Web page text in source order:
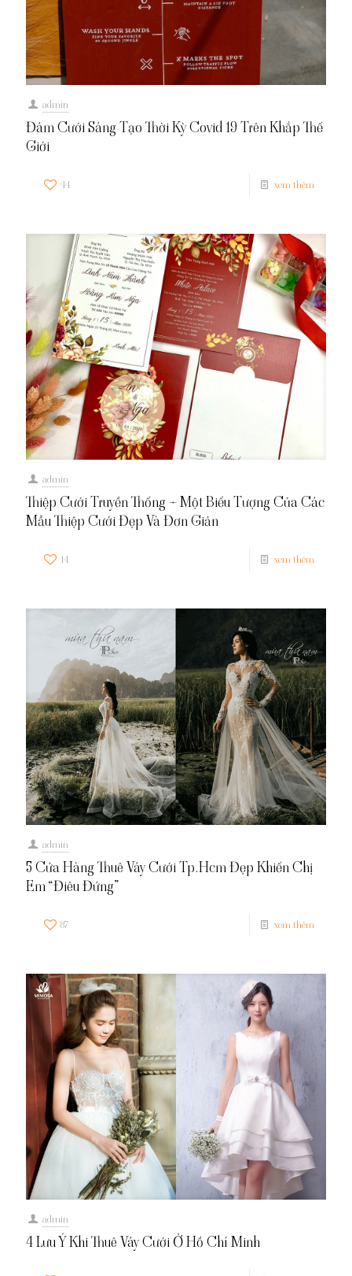
admin
Đám Cưới Sáng Tạo Thời Kỳ Covid 19 Trên Khắp Thế
Giới
44 xem thêm
admin
Thiệp Cưới Truyền Thống – Một Biểu Tượng Của Các
Mẫu Thiệp Cưới Đẹp Và Đơn Giản
14 xem thêm
admin
5 Cửa Hàng Thuê Váy Cưới Tp.Hcm Đẹp Khiến Chị
Em “Điêu Đứng”
87 xem thêm
admin
4 Lưu Ý Khi Thuê Váy Cưới Ở Hồ Chí Minh